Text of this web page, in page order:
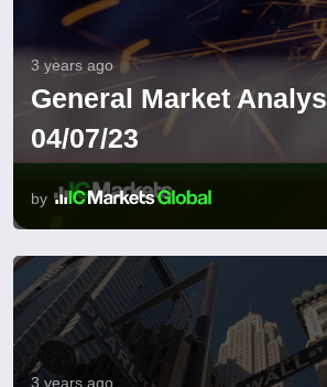
3 years ago
General Market
04/07/23
by
3 years ago